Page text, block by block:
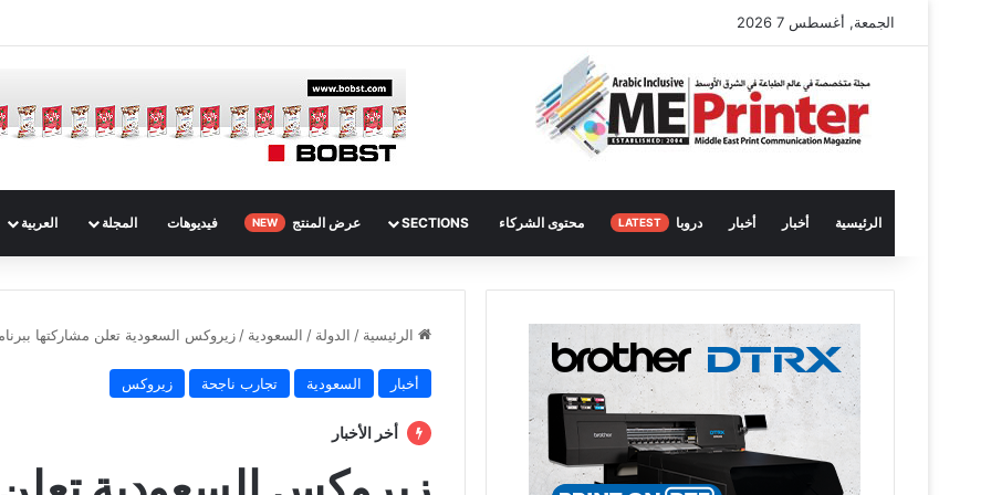
الجمعة, أغسطس 7 2026
الرئيسية أخبار أخبار دروبا LATEST محتوى الشركاء SECTIONS عرض المنتج NEW فيديوهات المجلة العربية
الرئيسية / الدولة / السعودية / زيروكس السعودية تعلن مشاركتها
أخبار السعودية تجارب ناجحة زيروكس
أخر الأخبار